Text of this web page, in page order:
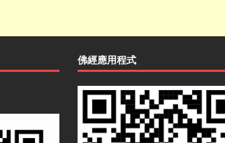
佛經應用程式